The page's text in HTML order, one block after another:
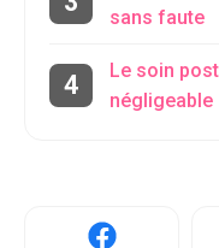
sans faute
Le soin
négligeable